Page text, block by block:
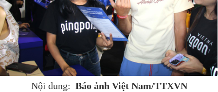
Nội dung: Báo ảnh Việt Nam/TTXVN